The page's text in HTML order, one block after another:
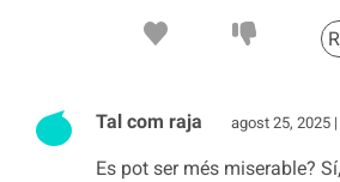
Tal com raja agost 25, 2025
Es pot ser més miserable?